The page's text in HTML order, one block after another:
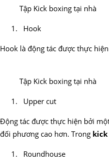
Tập Kick boxing tại nhà
Hook
Hook là động tác được thực
Tập Kick boxing tại nhà
Upper cut
Động tác được thực hiện bởi
đối phương cao hơn. Trong
Roundhouse